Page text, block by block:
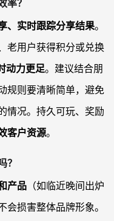
率？
、实时跟踪分享结果。
老用户获得积分或兑换
动力更足。建议结合朋
规则要清晰简单，避免
情况。持久可玩、奖励
客户资源。
？
产品 （如临近晚间出炉
损害整体品牌形象。